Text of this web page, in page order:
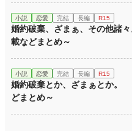
小説 恋愛 完結 長編 R15
婚約破棄、ざまぁ、その他諸
載などまとめ～
小説 恋愛 完結 長編 R15
婚約破棄とか、ざまぁとか。
どまとめ～